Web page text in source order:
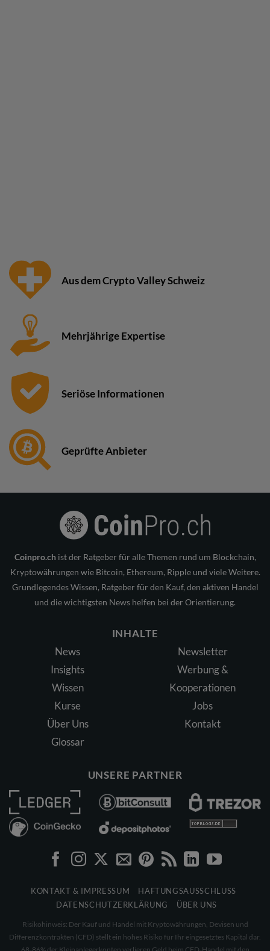
Aus dem Crypto Valley Schweiz
Mehrjährige Expertise
Seriöse Informationen
Geprüfte Anbieter
Coinpro.ch ist der Ratgeber für alle Themen rund um Blockchain,
Kryptowährungen wie Bitcoin, Ethereum, Ripple und viele Weitere.
Grundlegendes Wissen, Ratgeber für den Kauf, den aktiven Handel
und die wichtigsten News helfen bei der Orientierung.
INHALTE
News
Insights
Wissen
Kurse
Über Uns
Glossar
Newsletter
Werbung &
Kooperationen
Jobs
Kontakt
UNSERE PARTNER
KONTAKT & IMPRESSUM
HAFTUNGSAUSSCHLUSS
DATENSCHUTZERKLÄRUNG
ÜBER UNS
Risikohinweis: Der Kauf und Handel mit Kryptowährungen, Devisen und
Differenzkontrakten (CFD) stellt ein hohes Risiko für Ihr eingesetztes Kapital dar.